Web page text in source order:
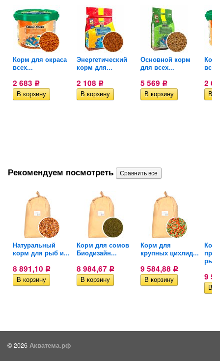
Корм для окраса
всех...
2 683 Р
Энергетический
корм для...
2 108 Р
Основной корм
для всех...
5 569 Р 2
Рекомендуем посмотреть
Натуральный
корм для рыб и...
8 891,10 Р
Корм для сомов
Биодизайн...
8 984,67 Р
Корм для
крупных цихлид...
9 584,88 Р
9
© 2026 Акватема.рф